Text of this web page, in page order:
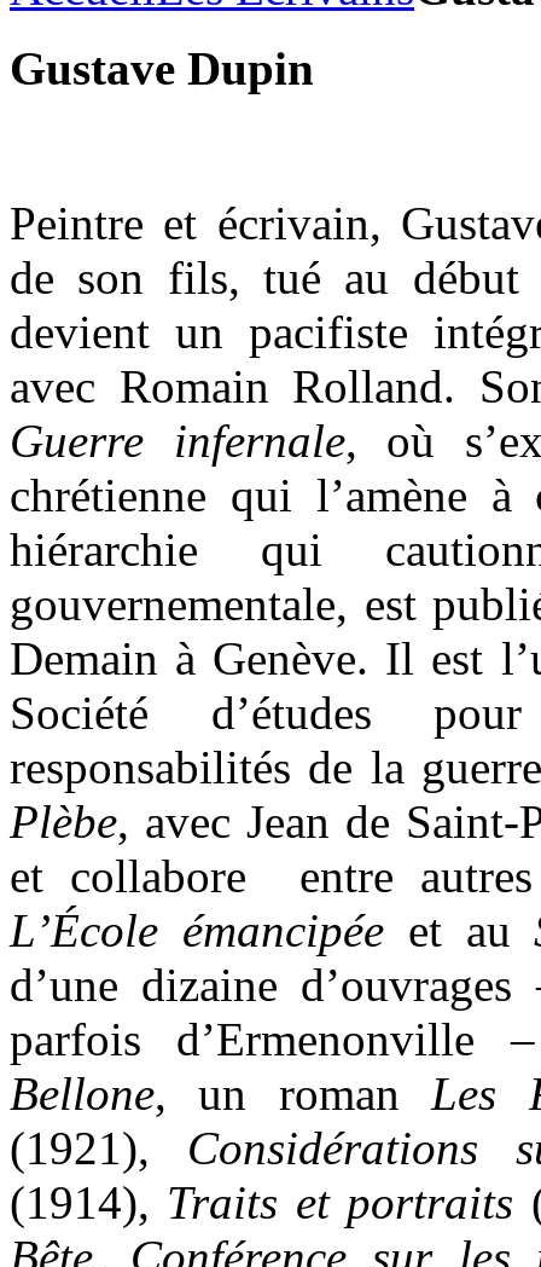
Gustave Dupin
Peintre et écrivain,
de son fils, tué au début
devient un pacifiste
avec Romain Rolland.
Guerre infernale, où
chrétienne qui l’amène
hiérarchie qui
gouvernementale, est
Demain à Genève. Il est
Société d’études
responsabilités de la
Plèbe, avec Jean de
et collabore entre
L’École émancipéeet au
d’une dizaine
parfois
Bellone, un roman Les
(1921), Considérations
(1914), Traits et portraits
Bête, Conférence sur les